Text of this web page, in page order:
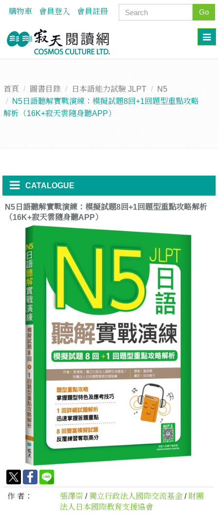
Go
購物車 會員登入 會員註冊
首頁 圖書目錄 日本語能力試驗 JLPT
N5
N5日語聽解實戰演練：模擬試題8回+1回題型重點攻略
解析（16K+寂天雲隨身聽APP）
CATALOGUE
N5日語聽解實戰演練：模擬試題8回+1回題型重點攻略解析
（16K+寂天雲隨身聽APP）
作 者： 張澤崇 /獨立行政法人國際交流基金 / 財團
法人日本國際教育支援協會